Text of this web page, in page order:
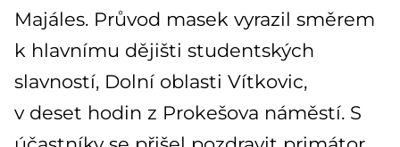
Majáles. Průvod masek vyrazil směrem
k hlavnímu dějišti studentských
slavností, Dolní oblasti Vítkovic,
v deset hodin z Prokešova náměstí. S